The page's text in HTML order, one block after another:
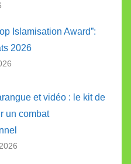
Islamisation Award”:
2026
et vidéo : le kit de
un combat